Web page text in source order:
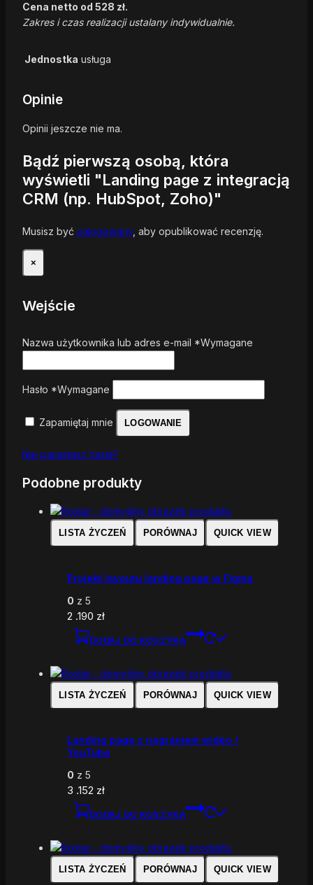
Cena netto od 528 zł.
Zakres i czas realizacji ustalany indywidualnie.
Jednostka usługa
Opinie
Opinii jeszcze nie ma.
Bądź pierwszą osobą, która
wyświetli "Landing page z integracją
CRM (np. HubSpot, Zoho)"
Musisz być zalogowany, aby opublikować recenzję.
×
Wejście
Nazwa użytkownika lub adres e-mail *Wymagane
Hasło *Wymagane
Zapamiętaj mnie LOGOWANIE
Nie pamiętasz hasła?
Podobne produkty
LISTA ŻYCZEŃ PORÓWNAJ QUICK VIEW
Projekt layoutu landing page w Figma
0 z 5
2 .190 zł
DODAJ DO KOSZYKA
LISTA ŻYCZEŃ PORÓWNAJ QUICK VIEW
Landing page z nagraniem wideo /
YouTube
0 z 5
3 .152 zł
DODAJ DO KOSZYKA
LISTA ŻYCZEŃ PORÓWNAJ QUICK VIEW